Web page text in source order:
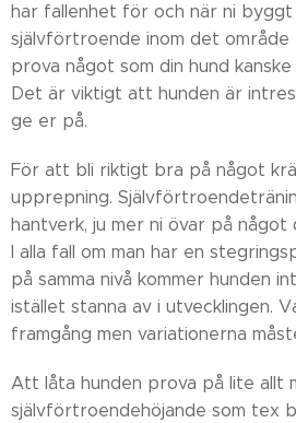
har fallenhet för och när ni
självförtroende inom det område
prova något som din hund
Det är viktigt att hunden är
ge er på.
För att bli riktigt bra på något
upprepning.
hantverk, ju mer ni övar på
I alla fall om man har en
på samma nivå kommer hunden
istället stanna av i utvecklingen.
framgång men variationerna
Att låta hunden prova på lite allt
självförtroendehöjande som tex